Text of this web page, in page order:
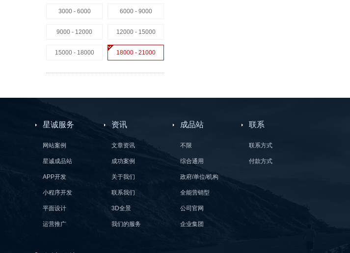
3000 - 6000 6000 - 9000
9000 - 12000 12000 - 15000
15000 - 18000 18000 - 21000
星诚服务
网站案例
星诚成品站
APP开发
小程序开发
平面设计
运营推广
资讯
文章资讯
成功案例
关于我们
联系我们
3D全景
我们的服务
成品站
不限
综合通用
政府/单位/机构
全能营销型
公司官网
企业集团
联系
联系方式
付款方式